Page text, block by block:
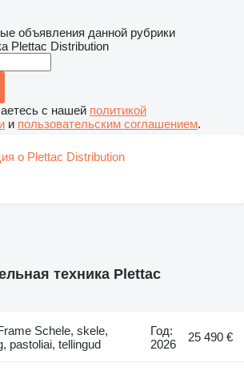
объявления данной рубрики
Plettac Distribution
с нашей политикой
и пользовательским соглашением.
о Plettac Distribution
техника Plettac
Schele, skele,
pastoliai, tellingud
Год:
2026
25 490 €